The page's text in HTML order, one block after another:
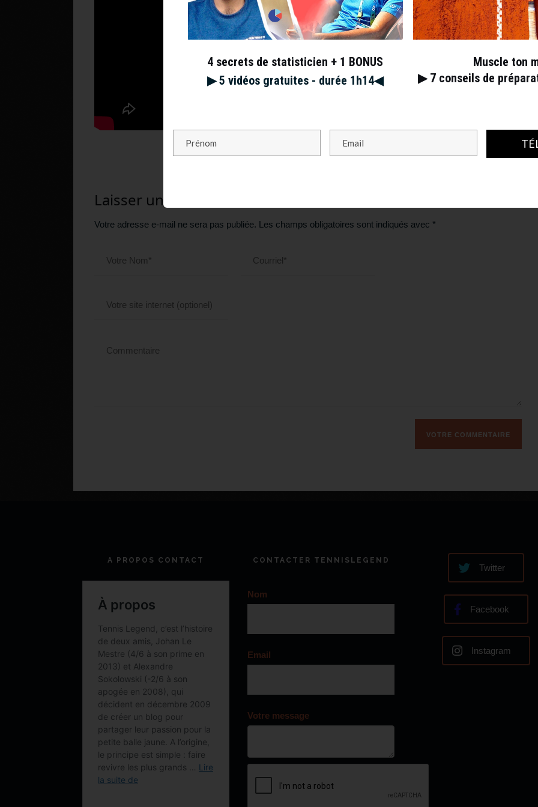
Laisser un commentaire
Votre adresse e-mail ne sera pas publiée. Les champs obligatoires sont indiqués avec *
A PROPOS CONTACT CONTACTER TENNISLEGEND
Nom
Email
Votre message
Twitter
Facebook
Instagram
4 secrets de statisticien + 1 BONUS
▶︎ 5 vidéos gratuites - durée 1h14◀︎
Muscle ton
▶︎ 7 conseils de